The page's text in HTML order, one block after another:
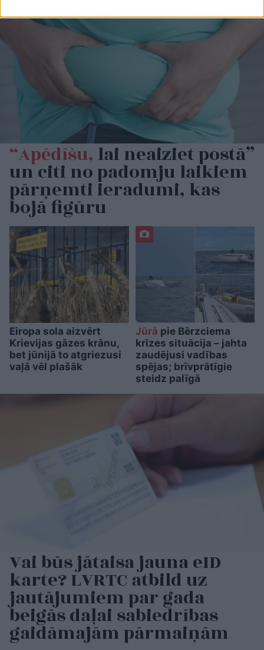
“Apēdīšu, lai neaiziet postā”
un citi no padomju laikiem
pārņemti ieradumi, kas
bojā figūru
Eiropa sola aizvērt
Krievijas gāzes krānu,
bet jūnijā to atgriezusi
vaļā vēl plašāk
Jūrā pie Bērzciema
krīzes situācija – jahta
zaudējusi vadības
spējas; brīvprātīgie
steidz palīgā
Vai būs jātaisa jauna eID
karte? LVRTC atbild uz
jautājumiem par gada
beigās daļai sabiedrības
gaidāmajām pārmaiņām